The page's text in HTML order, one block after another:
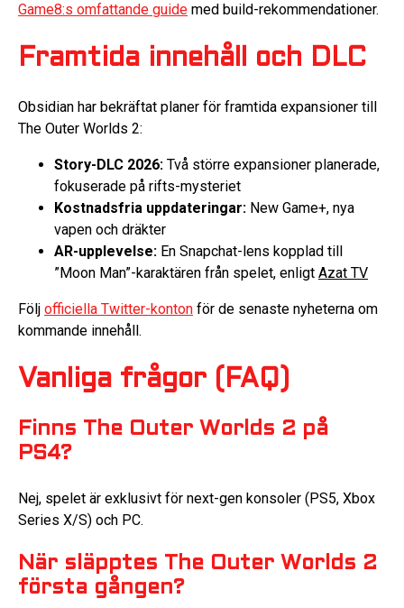
Game8:s omfattande guide med build-rekommendationer.
Framtida innehåll och DLC
Obsidian har bekräftat planer för framtida expansioner till
The Outer Worlds 2:
Story-DLC 2026: Två större expansioner planerade,
fokuserade på rifts-mysteriet
Kostnadsfria uppdateringar: New Game+, nya
vapen och dräkter
AR-upplevelse: En Snapchat-lens kopplad till
”Moon Man”-karaktären från spelet, enligt Azat TV
Följ officiella Twitter-konton för de senaste nyheterna om
kommande innehåll.
Vanliga frågor (FAQ)
Finns The Outer Worlds 2 på
PS4?
Nej, spelet är exklusivt för next-gen konsoler (PS5, Xbox
Series X/S) och PC.
När släpptes The Outer Worlds 2
första gången?